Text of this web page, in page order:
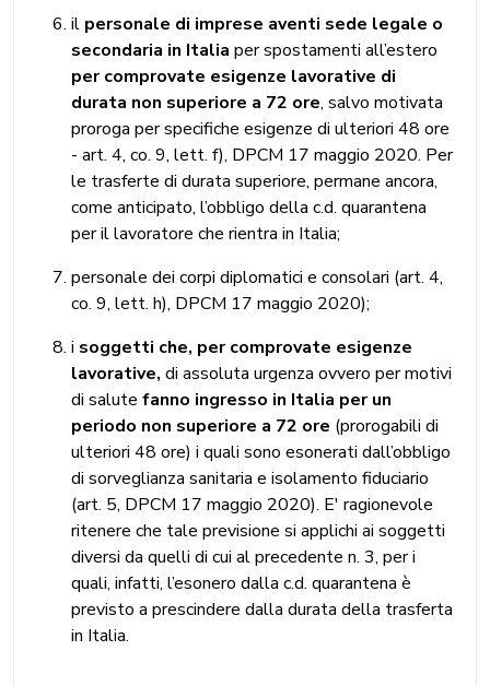
il personale di imprese aventi sede legale o
secondaria in Italia per spostamenti all’estero
per comprovate esigenze lavorative di
durata non superiore a 72 ore, salvo motivata
proroga per specifiche esigenze di ulteriori 48 ore
- art. 4, co. 9, lett. f), DPCM 17 maggio 2020. Per
le trasferte di durata superiore, permane ancora,
come anticipato, l’obbligo della c.d. quarantena
per il lavoratore che rientra in Italia;
personale dei corpi diplomatici e consolari (art. 4,
co. 9, lett. h), DPCM 17 maggio 2020);
i soggetti che, per comprovate esigenze
lavorative, di assoluta urgenza ovvero per motivi
di salute fanno ingresso in Italia per un
periodo non superiore a 72 ore (prorogabili di
ulteriori 48 ore) i quali sono esonerati dall’obbligo
di sorveglianza sanitaria e isolamento fiduciario
(art. 5, DPCM 17 maggio 2020). E' ragionevole
ritenere che tale previsione si applichi ai soggetti
diversi da quelli di cui al precedente n. 3, per i
quali, infatti, l’esonero dalla c.d. quarantena è
previsto a prescindere dalla durata della trasferta
in Italia.